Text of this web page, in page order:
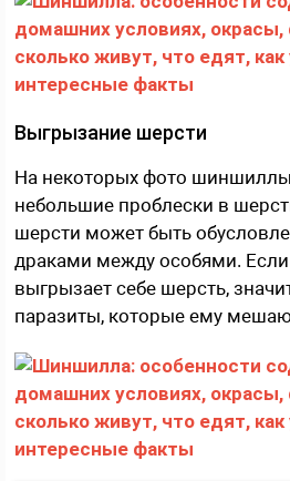
Выгрызание шерсти
На некоторых фото
небольшие проблески в
шерсти может быть
драками между особями.
выгрызает себе шерсть,
паразиты, которые ему